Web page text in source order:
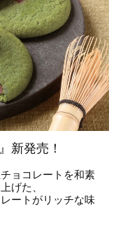
新発売！
ョコレートを和素
げた、
ートがリッチな味